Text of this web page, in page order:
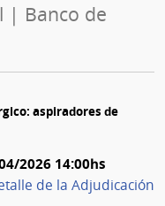
| Banco de
aspiradores de
2026 14:00hs
de la Adjudicación